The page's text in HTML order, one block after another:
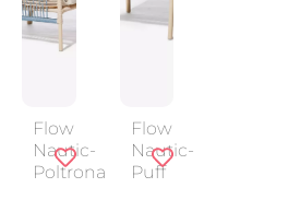
Flow
Nautic-
Poltrona
Flow
Nautic-
Puff